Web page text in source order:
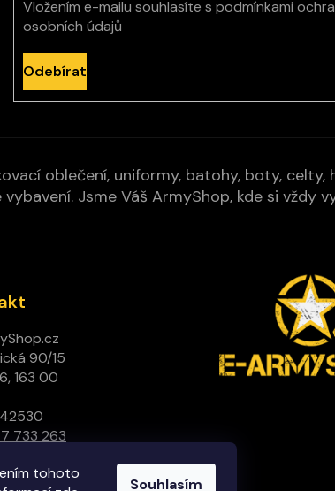
tohoto
Souhlasím
Vložením e-mailu souhlasíte s podmínkami
osobních údajů
Odebírat
oblečení, uniformy, batohy, boty, celty,
Jsme Váš ArmyShop, kde si vždy
90/15
163 00
733 263